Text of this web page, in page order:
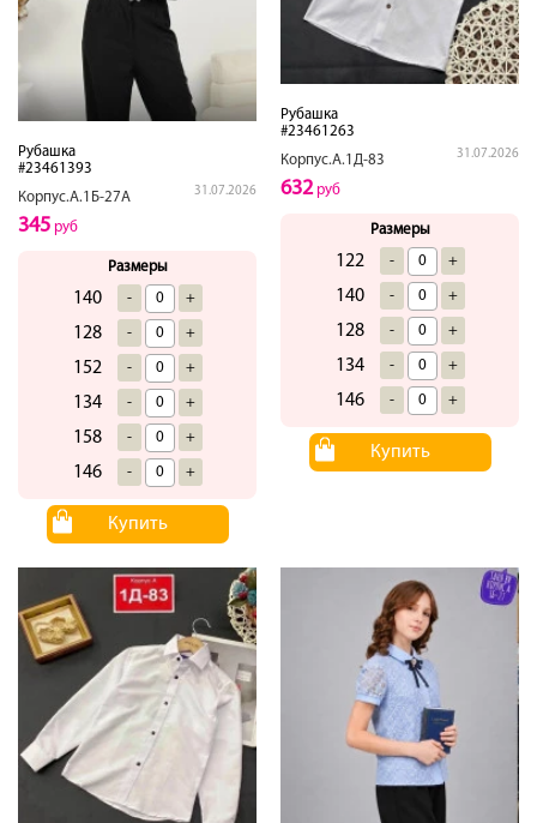
Рубашка
#23461393
Корпус.А.1Б-27А
31.07.2026
345 руб
Размеры
140 - +
128 - +
152 - +
134 - +
158 - +
146 - +
Купить
Рубашка
#23461263
Корпус.А.1Д-83
31.07.2026
632руб
Размеры
122 - +
140 - +
128 - +
134 - +
146 - +
Купить